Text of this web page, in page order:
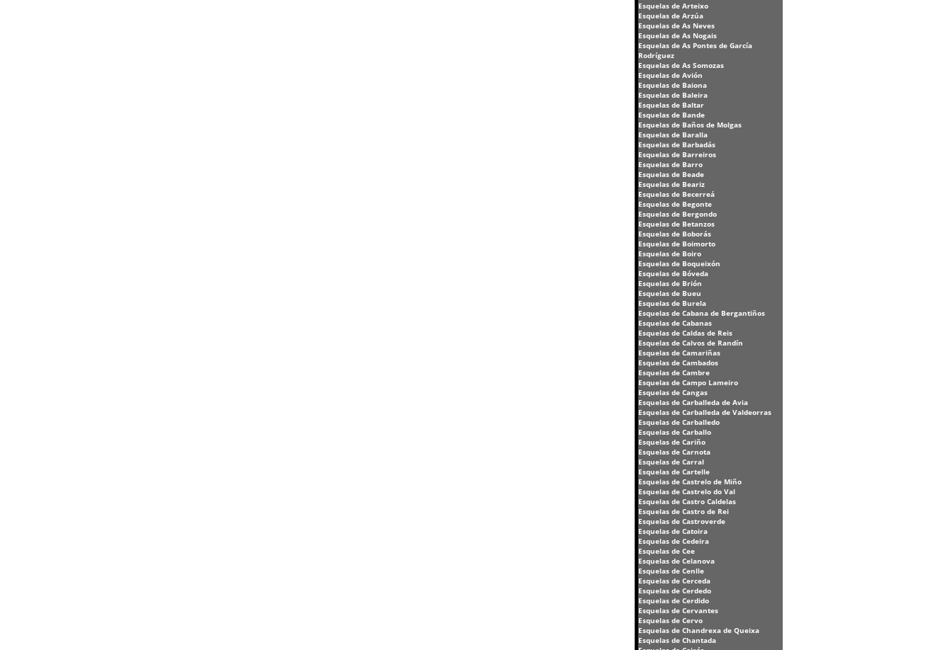
Esquelas de Arteixo
Esquelas de Arzúa
Esquelas de As Neves
Esquelas de As Nogais
Esquelas de As Pontes de García
Rodríguez
Esquelas de As Somozas
Esquelas de Avión
Esquelas de Baiona
Esquelas de Baleira
Esquelas de Baltar
Esquelas de Bande
Esquelas de Baños de Molgas
Esquelas de Baralla
Esquelas de Barbadás
Esquelas de Barreiros
Esquelas de Barro
Esquelas de Beade
Esquelas de Beariz
Esquelas de Becerreá
Esquelas de Begonte
Esquelas de Bergondo
Esquelas de Betanzos
Esquelas de Boborás
Esquelas de Boimorto
Esquelas de Boiro
Esquelas de Boqueixón
Esquelas de Bóveda
Esquelas de Brión
Esquelas de Bueu
Esquelas de Burela
Esquelas de Cabana de Bergantiños
Esquelas de Cabanas
Esquelas de Caldas de Reis
Esquelas de Calvos de Randín
Esquelas de Camariñas
Esquelas de Cambados
Esquelas de Cambre
Esquelas de Campo Lameiro
Esquelas de Cangas
Esquelas de Carballeda de Avia
Esquelas de Carballeda de Valdeorras
Esquelas de Carballedo
Esquelas de Carballo
Esquelas de Cariño
Esquelas de Carnota
Esquelas de Carral
Esquelas de Cartelle
Esquelas de Castrelo de Miño
Esquelas de Castrelo do Val
Esquelas de Castro Caldelas
Esquelas de Castro de Rei
Esquelas de Castroverde
Esquelas de Catoira
Esquelas de Cedeira
Esquelas de Cee
Esquelas de Celanova
Esquelas de Cenlle
Esquelas de Cerceda
Esquelas de Cerdedo
Esquelas de Cerdido
Esquelas de Cervantes
Esquelas de Cervo
Esquelas de Chandrexa de Queixa
Esquelas de Chantada